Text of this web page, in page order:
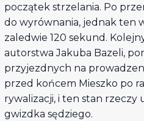
początek strzelania. Po
do wyrównania, jednak ten
zaledwie 120 sekund.
autorstwa Jakuba Bazeli,
przyjezdnych na
przed końcem Mieszko po
rywalizacji, i ten stan rzeczy
gwizdka sędziego.